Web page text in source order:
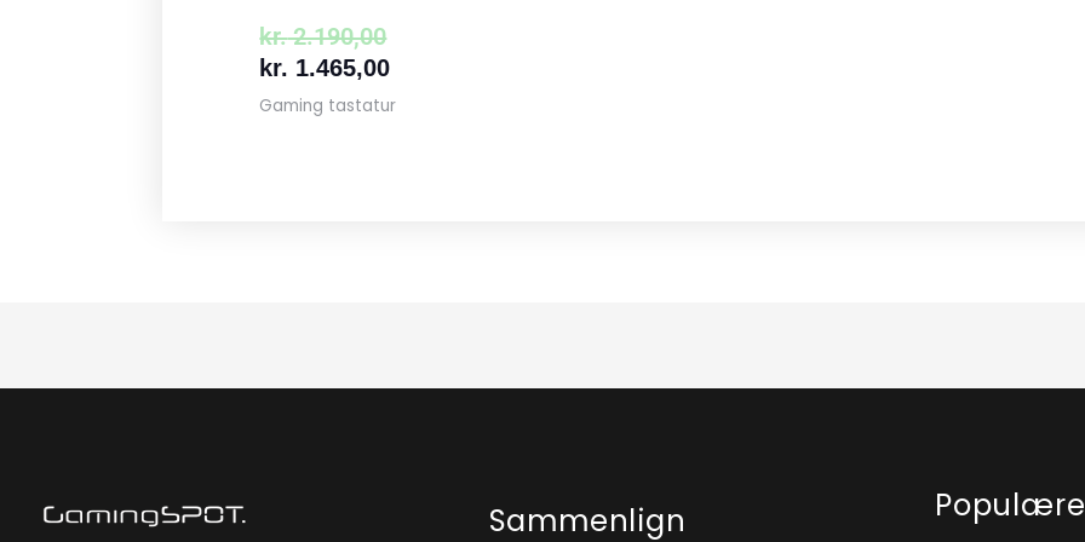
kr.2.190,00
kr. 1.465,00
Gaming tastatur
Sammenlign Populære